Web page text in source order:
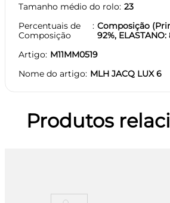
Tamanho médio do rolo 23
Percentuais de
Composição
Composição
92%, ELASTANO:
Artigo M11MM0519
Nome do artigo MLH JACQ LUX 6
Produtos